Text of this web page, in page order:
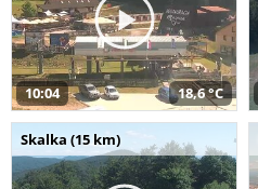
10:04 18,6 °C
Skalka (15 km)